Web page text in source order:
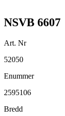
NSVB 6607
Art. Nr
52050
Enummer
2595106
Bredd